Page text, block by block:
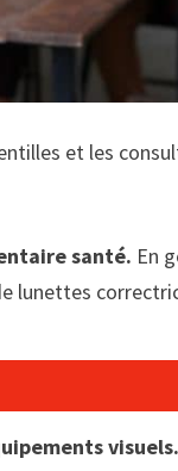
et les
santé. En
lunettes
visuels.